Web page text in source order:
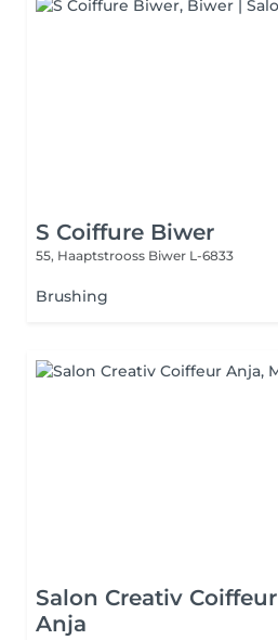
S Coiffure Biwer
55, Haaptstrooss Biwer L-6833
Brushing
Salon Creativ Coiffeur
Anja